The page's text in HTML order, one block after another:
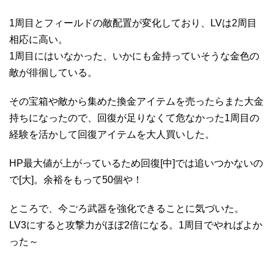
1周目とフィールドの敵配置が変化しており、LVは2周目
相応に高い。
1周目にはいなかった、いかにも金持っていそうな金色の
敵が徘徊している。
その宝箱や敵から集めた換金アイテムを売ったらまた大金
持ちになったので、回復が足りなくて危なかった1周目の
経験を活かして回復アイテムを大人買いした。
HP最大値が上がっているため回復[中]では追いつかないの
で[大]。余裕をもって50個や！
ところで、今ごろ武器を強化できることに気づいた。
LV3にすると攻撃力がほぼ2倍になる。1周目でやればよか
った～